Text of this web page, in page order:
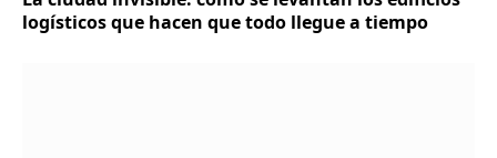
logísticos que hacen que todo llegue a tiempo